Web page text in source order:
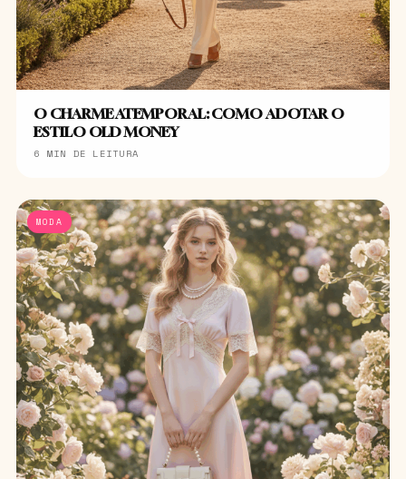
O CHARME ATEMPORAL: COMO ADOTAR O
ESTILO OLD MONEY
6 MIN DE LEITURA
MODA